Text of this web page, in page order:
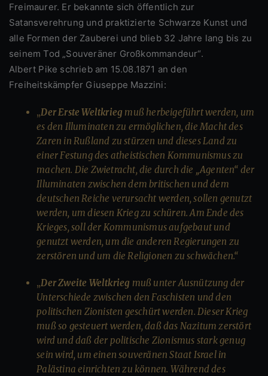
Freimaurer. Er bekannte sich öffentlich zur
Satansverehrung und praktizierte Schwarze Kunst und
alle Formen der Zauberei und blieb 32 Jahre lang bis zu
seinem Tod „Souveräner Großkommandeur“.
Albert Pike schrieb am 15.08.1871 an den
Freiheitskämpfer Giuseppe Mazzini:
„Der Erste Weltkrieg muß herbeigeführt werden, um
es den Illuminaten zu ermöglichen, die Macht des
Zaren in Rußland zu stürzen und dieses Land zu
einer Festung des atheistischen Kommunismus zu
machen. Die Zwietracht, die durch die „Agenten“ der
Illuminaten zwischen dem britischen und dem
deutschen Reiche verursacht werden, sollen genutzt
werden, um diesen Krieg zu schüren. Am Ende des
Krieges, soll der Kommunismus aufgebaut und
genutzt werden, um die anderen Regierungen zu
zerstören und um die Religionen zu schwächen.“
„Der Zweite Weltkrieg muß unter Ausnützung der
Unterschiede zwischen den Faschisten und den
politischen Zionisten geschürt werden. Dieser Krieg
muß so gesteuert werden, daß das Nazitum zerstört
wird und daß der politische Zionismus stark genug
sein wird, um einen souveränen Staat Israel in
Palästina einrichten zu können. Während des